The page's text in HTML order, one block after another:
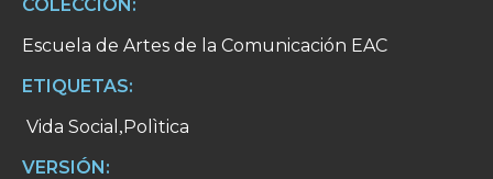
COLECCIÓN:
Escuela de Artes de la Comunicación EAC
ETIQUETAS:
Vida Social ,Polìtica
VERSIÓN: